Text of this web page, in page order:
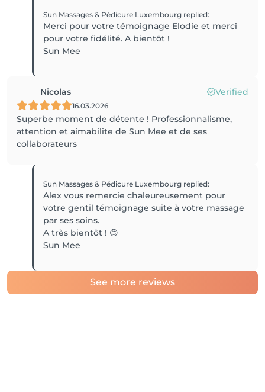
Sun Massages & Pédicure Luxembourg replied:
Merci pour votre témoignage Elodie et merci
pour votre fidélité. A bientôt !
Sun Mee
Nicolas Verified
16.03.2026
Superbe moment de détente ! Professionnalisme,
attention et aimabilite de Sun Mee et de ses
collaborateurs
Sun Massages & Pédicure Luxembourg replied:
Alex vous remercie chaleureusement pour
votre gentil témoignage suite à votre massage
par ses soins.
A très bientôt ! 😊
Sun Mee
See more reviews